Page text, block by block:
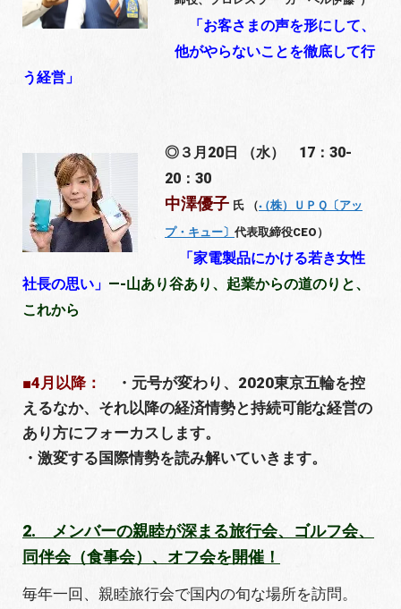
「お客さまの声を形にして、
他がやらないことを徹底して行
う経営 」
◎３月20日 （水）
17：30-
20：30
中澤優子 氏 （（株）ＵＰＱ〔アッ
プ・キュー〕 代表取締役CEO ）
「家電製品にかける若き女性
社長の思い 」 —-山あり谷あり、起業からの道のりと、
これから
■4月以降：
・元号が変わり、2020東京五輪を控
えるなか、それ以降の経済情勢と持続可能な経営の
あり方にフォーカスします。
・激変する国際情勢を読み解いていきます。
2. メンバーの親睦が深まる旅行会、ゴルフ会、
同伴会（食事会）、オフ会を開催！
毎年一回、親睦旅行会で国内の旬な場所を訪問。